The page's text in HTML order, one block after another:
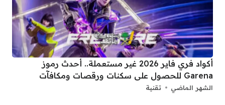
أكواد فري فاير 2026 غير مستعملة.. أحدث رموز
Garena للحصول على سكنات ورقصات ومكافآت
الشهر الماضي تقنية